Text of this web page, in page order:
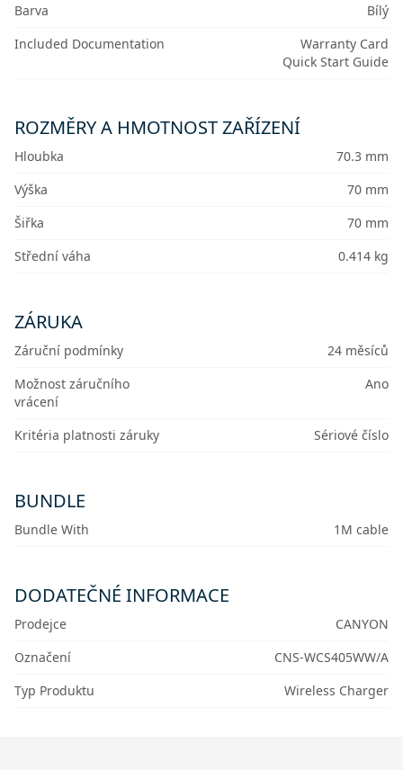
Barva
Bílý
Included Documentation
Warranty Card
Quick Start Guide
ROZMĚRY A HMOTNOST ZAŘÍZENÍ
Hloubka
70.3 mm
Výška
70 mm
Šiřka
70 mm
Střední váha
0.414 kg
ZÁRUKA
Záruční podmínky
24 měsíců
Možnost záručního
vrácení
Ano
Kritéria platnosti záruky Sériové číslo
BUNDLE
Bundle With 1M cable
DODATEČNÉ INFORMACE
Prodejce
CANYON
Označení
CNS-WCS405WW/A
Typ Produktu
Wireless Charger